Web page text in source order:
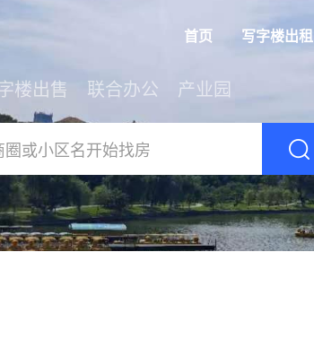
首页 写字楼出租
楼出售 联合办公 产业园